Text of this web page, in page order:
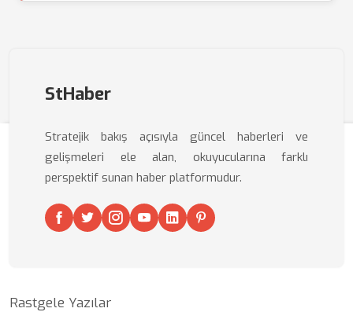
StHaber
Stratejik bakış açısıyla güncel haberleri ve
gelişmeleri ele alan, okuyucularına farklı
perspektif sunan haber platformudur.
Rastgele Yazılar